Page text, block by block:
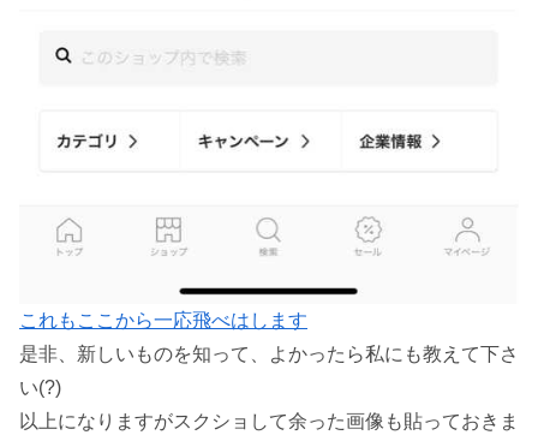
これもここから一応飛べはします
是非、新しいものを知って、よかったら私にも教えて下さ
い(?)
以上になりますがスクショして余った画像も貼っておきま